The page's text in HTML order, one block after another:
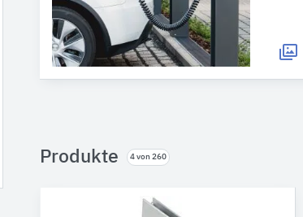
Produkte 4 von 260